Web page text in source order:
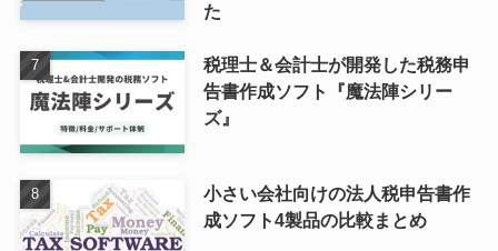
た
税理士＆会計士が開発した税務申
告書作成ソフト『魔法陣シリー
ズ』
小さい会社向けの法人税申告書作
成ソフト4製品の比較まとめ